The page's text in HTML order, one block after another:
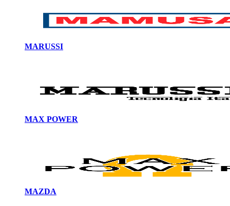
MARUSSI
MAX POWER
MAZDA